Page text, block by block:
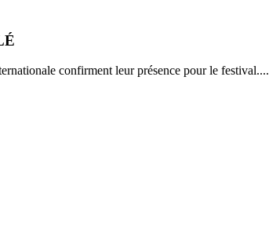
confirment leur présence pour le festival....